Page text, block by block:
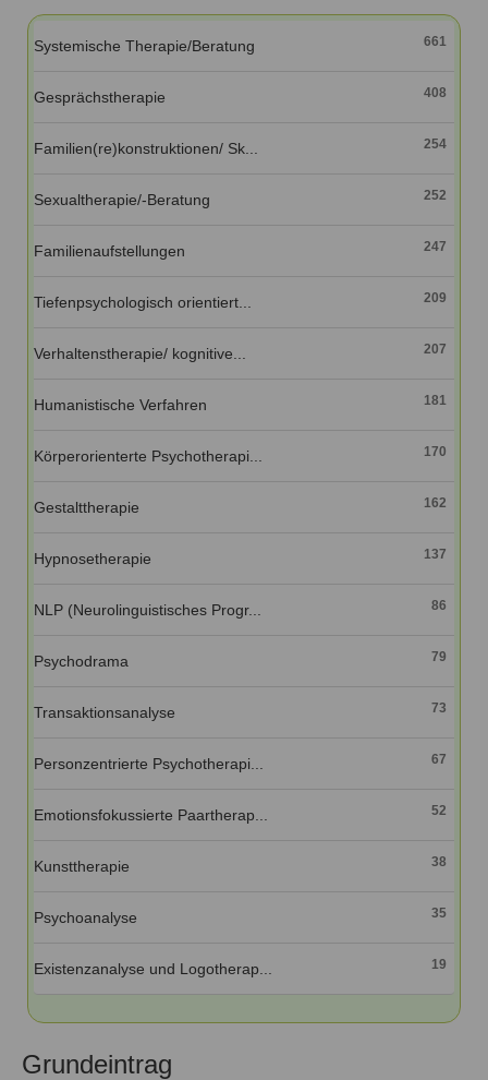
Veranstaltungen
Ausbildungsinstitute
Fortbildungen
Anmelden
Systemische Therapie/Beratung 661
Gesprächstherapie 408
Familien(re)konstruktionen/ Sk... 254
Sexualtherapie/-Beratung 252
Familienaufstellungen 247
Tiefenpsychologisch orientiert... 209
Verhaltenstherapie/ kognitive... 207
Humanistische Verfahren 181
Körperorienterte Psychotherapi... 170
Gestalttherapie 162
Hypnosetherapie 137
NLP (Neurolinguistisches Progr... 86
Psychodrama 79
Transaktionsanalyse 73
Personzentrierte Psychotherapi... 67
Emotionsfokussierte Paartherap... 52
Kunsttherapie 38
Psychoanalyse 35
Existenzanalyse und Logotherap... 19
Grundeintrag